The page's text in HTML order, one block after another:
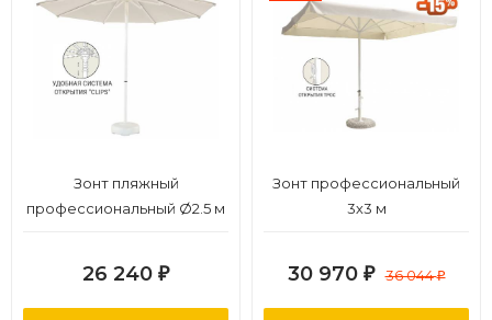
Зонт пляжный
профессиональный Ø2.5 м
26 240 ₽
Зонт профессиональный
3х3 м
30 970 ₽ 36 044₽